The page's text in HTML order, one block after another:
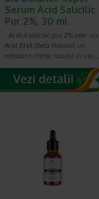
Serum Acid Salicilic
Pur 2%, 30 ml
Acidul salicilic pur 2% este: un
Acid BHA (Beta Hidroxi) un
exfoliant chimic solubil in ulei…